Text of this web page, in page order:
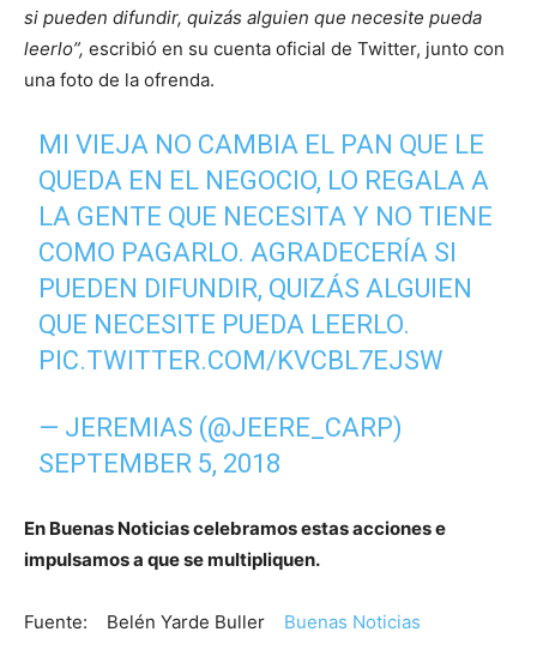
si pueden difundir, quizás alguien que necesite pueda
leerlo”, escribió en su cuenta oficial de Twitter, junto con
una foto de la ofrenda.
MI VIEJA NO CAMBIA EL PAN QUE LE
QUEDA EN EL NEGOCIO, LO REGALA A
LA GENTE QUE NECESITA Y NO TIENE
COMO PAGARLO. AGRADECERÍA SI
PUEDEN DIFUNDIR, QUIZÁS ALGUIEN
QUE NECESITE PUEDA LEERLO.
PIC.TWITTER.COM/KVCBL7EJSW
— JEREMIAS (@JEERE_CARP)
SEPTEMBER 5, 2018
En Buenas Noticias celebramos estas acciones e
impulsamos a que se multipliquen.
Fuente: Belén Yarde Buller Buenas Noticias